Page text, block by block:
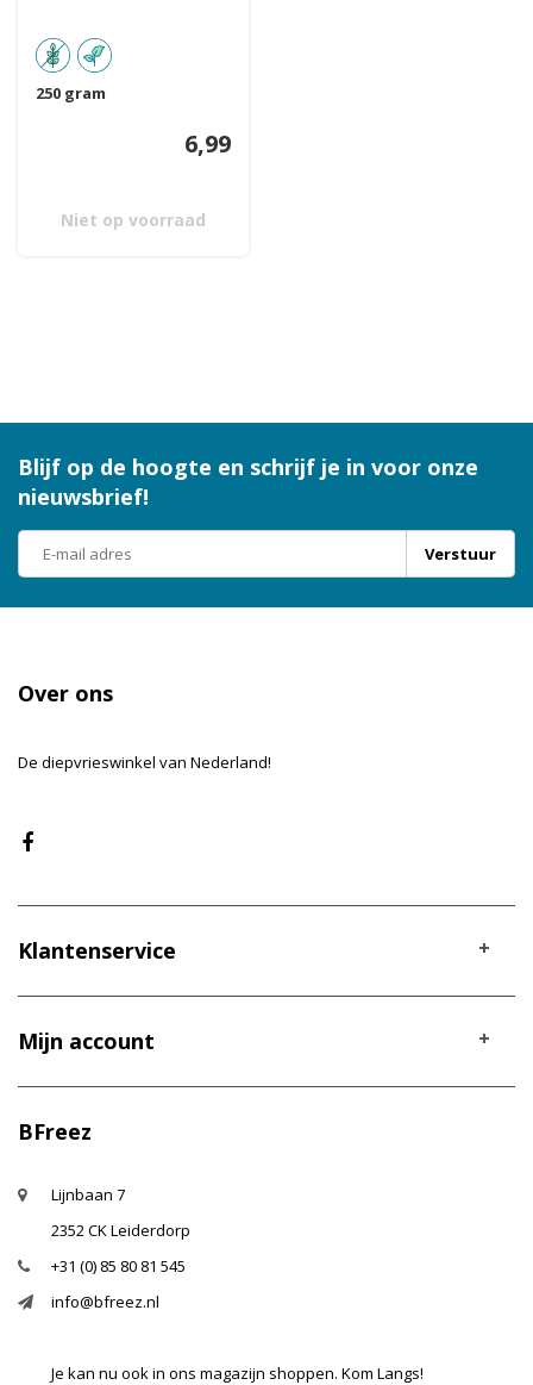
250 gram
6,99
Niet op voorraad
Blijf op de hoogte en schrijf je in voor onze
nieuwsbrief!
Verstuur
Over ons
De diepvrieswinkel van Nederland!
Klantenservice
Mijn account
BFreez
Lijnbaan 7
2352 CK Leiderdorp
+31 (0) 85 80 81 545
info@bfreez.nl
Je kan nu ook in ons magazijn shoppen. Kom Langs!